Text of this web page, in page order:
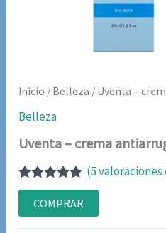
Inicio / Belleza / Uventa –
Belleza
Uventa – crema
Valorado
con4.80de
5 en base
a
5
(5
COMPRAR